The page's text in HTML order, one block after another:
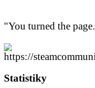
"You turned the page.
Statistiky